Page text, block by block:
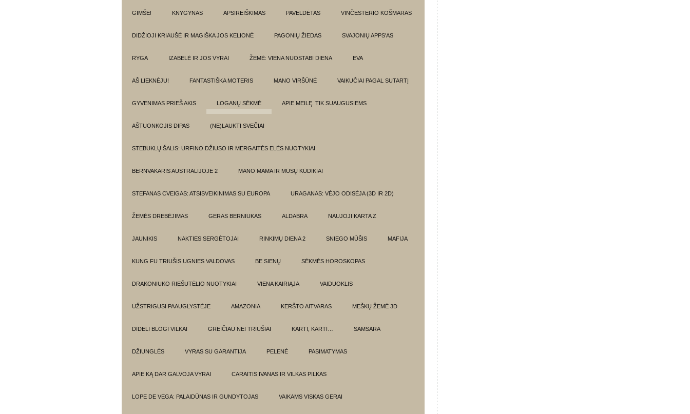
GIMŠĖ! KNYGYNAS APSIREIŠKIMAS PAVELDĖTAS VINČESTERIO KOŠMARAS
DIDŽIOJI KRIAUŠĖ IR MAGIŠKA JOS KELIONĖ PAGONIŲ ŽIEDAS SVAJONIŲ APPS'AS
RYGA IZABELĖ IR JOS VYRAI ŽEMĖ: VIENA NUOSTABI DIENA EVA
AŠ LIEKNĖJU! FANTASTIŠKA MOTERIS MANO VIRŠŪNĖ VAIKUČIAI PAGAL SUTARTĮ
GYVENIMAS PRIEŠ AKIS LOGANŲ SĖKMĖ APIE MEILĘ. TIK SUAUGUSIEMS
AŠTUONKOJIS DIPAS (NE)LAUKTI SVEČIAI
STEBUKLŲ ŠALIS: URFINO DŽIUSO IR MERGAITĖS ELĖS NUOTYKIAI
BERNVAKARIS AUSTRALIJOJE 2 MANO MAMA IR MŪSŲ KŪDIKIAI
STEFANAS CVEIGAS: ATSISVEIKINIMAS SU EUROPA URAGANAS: VĖJO ODISĖJA (3D IR 2D)
ŽEMĖS DREBĖJIMAS GERAS BERNIUKAS ALDABRA NAUJOJI KARTA Z
JAUNIKIS NAKTIES SERGĖTOJAI RINKIMŲ DIENA 2 SNIEGO MŪŠIS MAFIJA
KUNG FU TRIUŠIS UGNIES VALDOVAS BE SIENŲ SĖKMĖS HOROSKOPAS
DRAKONIUKO RIEŠUTĖLIO NUOTYKIAI VIENA KAIRIĄJA VAIDUOKLIS
UŽSTRIGUSI PAAUGLYSTĖJE AMAZONIA KERŠTO AITVARAS MEŠKŲ ŽEMĖ 3D
DIDELI BLOGI VILKAI GREIČIAU NEI TRIUŠIAI KARTI, KARTI… SAMSARA
DŽIUNGLĖS VYRAS SU GARANTIJA PELENĖ PASIMATYMAS
APIE KĄ DAR GALVOJA VYRAI CARAITIS IVANAS IR VILKAS PILKAS
LOPE DE VEGA: PALAIDŪNAS IR GUNDYTOJAS VAIKAMS VISKAS GERAI